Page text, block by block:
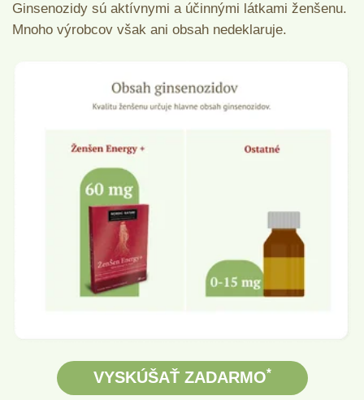
Ginsenozidy sú aktívnymi a účinnými látkami ženšenu.
Mnoho výrobcov však ani obsah nedeklaruje.
VYSKÚŠAŤ ZADARMO*